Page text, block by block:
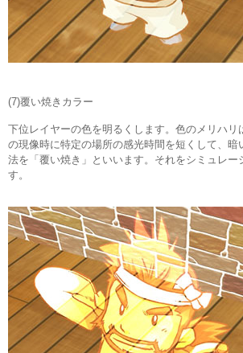
(7)覆い焼きカラー
下位レイヤーの色を明るくします。色のメリハリ
の現像時に特定の場所の感光時間を短くして、暗
法を「覆い焼き」といいます。それをシミュレー
す。